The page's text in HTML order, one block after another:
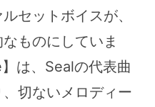
セットボイスが、
ものにしていま
は、Sealの代表曲
切ないメロディー